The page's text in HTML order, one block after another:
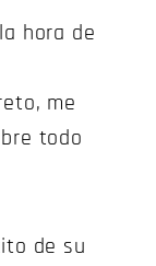
hora de
me
todo
de su